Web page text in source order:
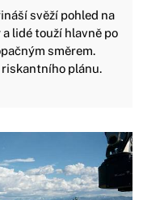
svěží pohled na
lidé touží hlavně po
směrem.
plánu.